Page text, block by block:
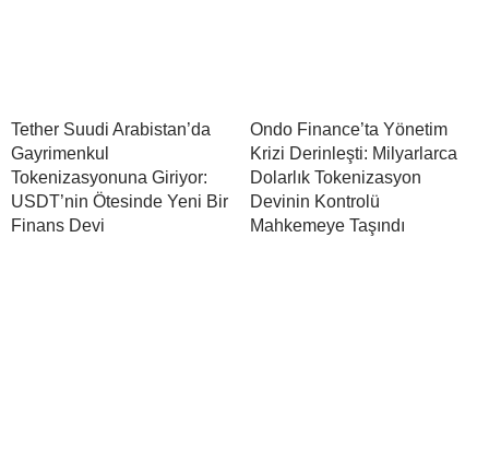
Tether Suudi Arabistan’da
Gayrimenkul
Tokenizasyonuna Giriyor:
USDT’nin Ötesinde Yeni Bir
Finans Devi
Ondo Finance’ta Yönetim
Krizi Derinleşti: Milyarlarca
Dolarlık Tokenizasyon
Devinin Kontrolü
Mahkemeye Taşındı